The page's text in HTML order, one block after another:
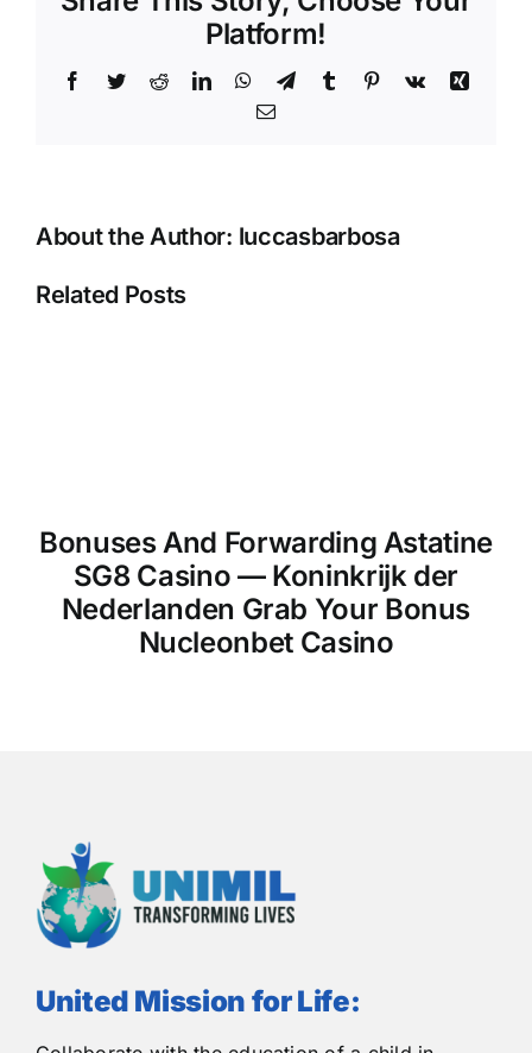
Slovenská
Bonus
Platform!
Facebook
TwitterRedditLinkedInWhatsApp
TelegramTumblr Pinterest
Vk
Xing
Email
About the Author: luccasbarbosa
Related Posts
Bonuses And Forwarding Astatine
SG8 Casino — Koninkrijk der
Nederlanden Grab Your Bonus
Nucleonbet Casino
United Mission for Life: